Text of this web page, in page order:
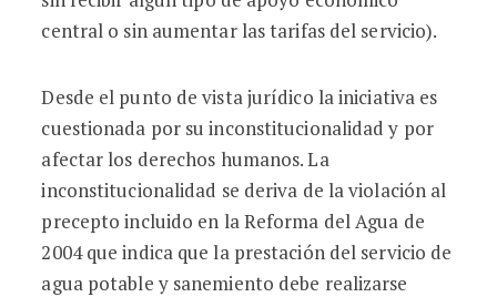
central o sin aumentar las tarifas del servicio).
Desde el punto de vista jurídico la iniciativa es
cuestionada por su inconstitucionalidad y por
afectar los derechos humanos. La
inconstitucionalidad se deriva de la violación al
precepto incluido en la Reforma del Agua de
2004 que indica que la prestación del servicio de
agua potable y sanemiento debe realizarse